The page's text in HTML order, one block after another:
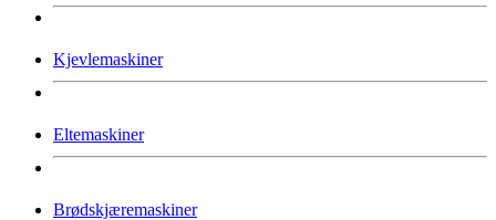
Kjevlemaskiner
Eltemaskiner
Brødskjæremaskiner